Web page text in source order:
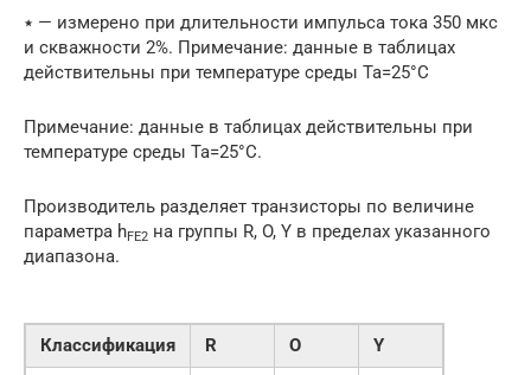
٭ — измерено при длительности импульса тока 350 мкс
и скважности 2%. Примечание: данные в таблицах
действительны при температуре среды Ta=25°C
Примечание: данные в таблицах действительны при
температуре среды Ta=25°C.
Производитель разделяет транзисторы по величине
параметра hFE2 на группы R, O, Y в пределах указанного
диапазона.
Классификация R O
Y